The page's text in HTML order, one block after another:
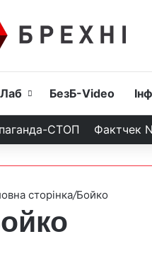
БезБ-Video
СТОП Фактчек
сторінка/Бойко